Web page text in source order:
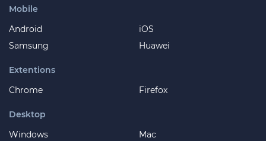
Mobile
Android
iOS
Samsung
Huawei
Extentions
Chrome
Firefox
Desktop
Windows
Mac